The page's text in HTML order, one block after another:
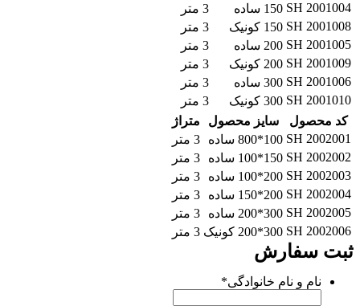
SH 150 ساده
SH 150 کونیک
SH 200 ساده
SH 200 کونیک
SH 300 ساده
SH 300 کونیک
کد محصول
سایز محصول متراژ
SH 100*800 ساده
3 متر
SH 150*100 ساده
3 متر
SH 200*100 ساده
3 متر
SH 200*150 ساده
3 متر
SH 300*200 ساده
3 متر
SH 300*200 کونیک 3 متر
سفارش
نام و نام خانوادگی*